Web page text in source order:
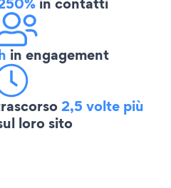
in engagement
2,5 volte più
loro sito